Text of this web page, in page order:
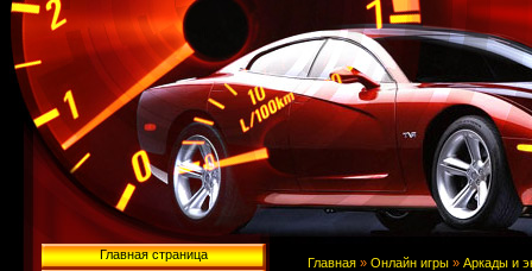
Главная страница
Главная » Онлайн игры » Аркады и